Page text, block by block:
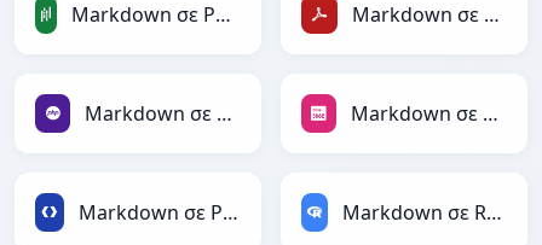
Markdown σε PandasDataFrame Markdown σε PDF
Markdown σε PHP Markdown σε PNG
Markdown σε Protobuf Markdown σε RDataFrame